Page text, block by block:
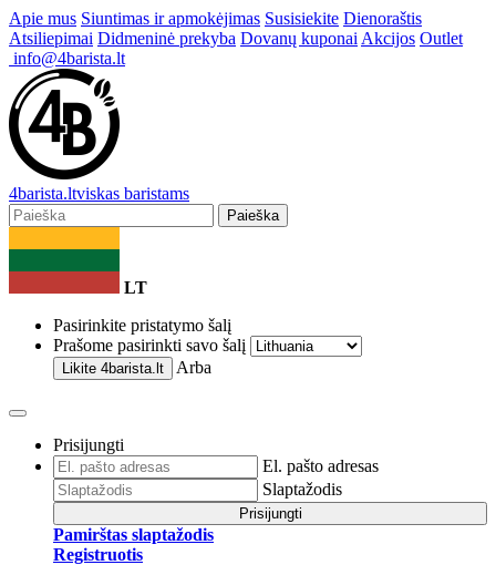
Apie mus Siuntimas ir apmokėjimas Susisiekite Dienoraštis
Atsiliepimai Didmeninė prekyba Dovanų kuponai Akcijos Outlet
info@4barista.lt
4barista.ltviskas baristams
Paieška
LT
Pasirinkite pristatymo šalį
Prašome pasirinkti savo šalį
Likite 4barista.lt Arba
Prisijungti
El. pašto adresas
Slaptažodis
Prisijungti
Pamirštas slaptažodis
Registruotis